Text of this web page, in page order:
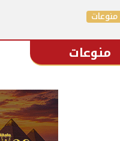
منوعات
منوعات